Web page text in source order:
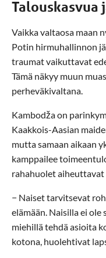
Talouskasvua
Vaikka valtaosa maan
Potin hirmuhallinnon
traumat vaikuttavat
Tämä näkyy muun
perheväkivaltana.
Kambodža on
Kaakkois-Aasian
mutta samaan aikaan
kamppailee
rahahuolet
− Naiset tarvitsevat
elämään. Naisilla ei
miehillä tehdä asioita
kotona, huolehtivat